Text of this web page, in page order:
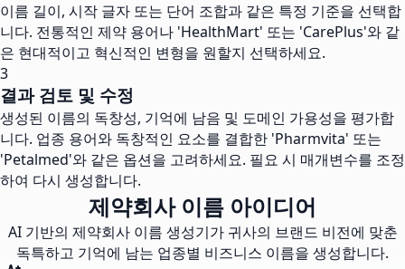
이름 길이, 시작 글자 또는 단어 조합과 같은 특정 기준을 선택합
니다. 전통적인 제약 용어나 'HealthMart' 또는 'CarePlus'와 같
은 현대적이고 혁신적인 변형을 원할지 선택하세요.
3
결과 검토 및 수정
생성된 이름의 독창성, 기억에 남음 및 도메인 가용성을 평가합
니다. 업종 용어와 독창적인 요소를 결합한 'Pharmvita' 또는
'Petalmed'와 같은 옵션을 고려하세요. 필요 시 매개변수를 조정
하여 다시 생성합니다.
제약회사 이름 아이디어
AI 기반의 제약회사 이름 생성기가 귀사의 브랜드 비전에 맞춘
독특하고 기억에 남는 업종별 비즈니스 이름을 생성합니다.